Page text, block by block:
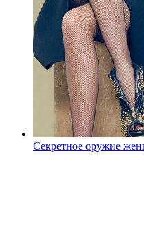
Секретное оружие